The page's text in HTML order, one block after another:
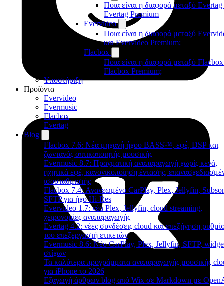
Ποια είναι η διαφορά μεταξύ Evertag
Evertag Premium
Evervideo
Ποια είναι η διαφορά μεταξύ
και Evervideo Premium;
Flacbox
Ποια είναι η διαφορά μεταξύ Flacbox
Flacbox Premium;
Υποστήριξη
Προϊόντα
Evervideo
Evermusic
Flacbox
Evertag
Blog
Flacbox 7.6: Νέα μηχανή ήχου BASS™, εφέ, DSP και
ζωντανός οπτικοποιητής μουσικής
Evermusic 8.7: Πραγματική αναπαραγωγή χωρίς κενά,
ηχητικά εφέ, κανονικοποίηση έντασης,
ισοσταθμιστής
Flacbox 7.4: Ανανεωμένο CarPlay, Plex, Jellyfin,
SFTP για ήχο Hi-Res
Evervideo 1.7: νέα Plex, Jellyfin, cloud streaming,
χειρονομίες αναπαραγωγής
Evertag 4.2: νέες συνδέσεις cloud και επεξήγηση
του επεξεργαστή ετικετών
Evermusic 8.6: Νέο CarPlay, Plex, Jellyfin, SFTP,
στίχων
Τα καλύτερα προγράμματα αναπαραγωγής μουσικής
για iPhone το 2026
Εξαγωγή άρθρων blog από Wix σε Markdown με